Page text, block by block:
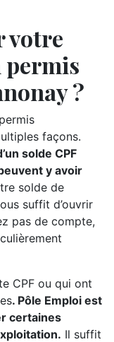
votre
?
façons.
solde CPF
y avoir
solde de
suffit d’ouvrir
pas de compte,
CPF ou qui ont
. Pôle Emploi est
certaines
Il suffit